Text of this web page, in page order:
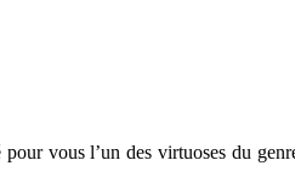
vous l’un des virtuoses du